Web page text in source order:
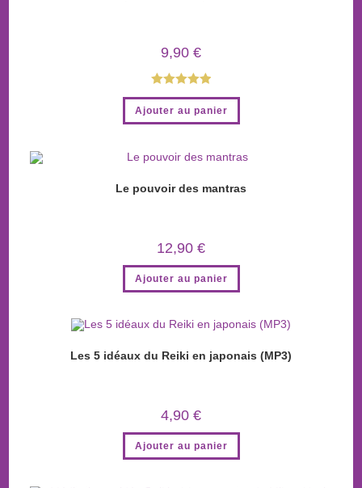
9,90 €
Note5.00
sur 5
Ajouter au panier
Le pouvoir des mantras
12,90 €
Ajouter au panier
Les 5 idéaux du Reiki en japonais (MP3)
4,90 €
Ajouter au panier